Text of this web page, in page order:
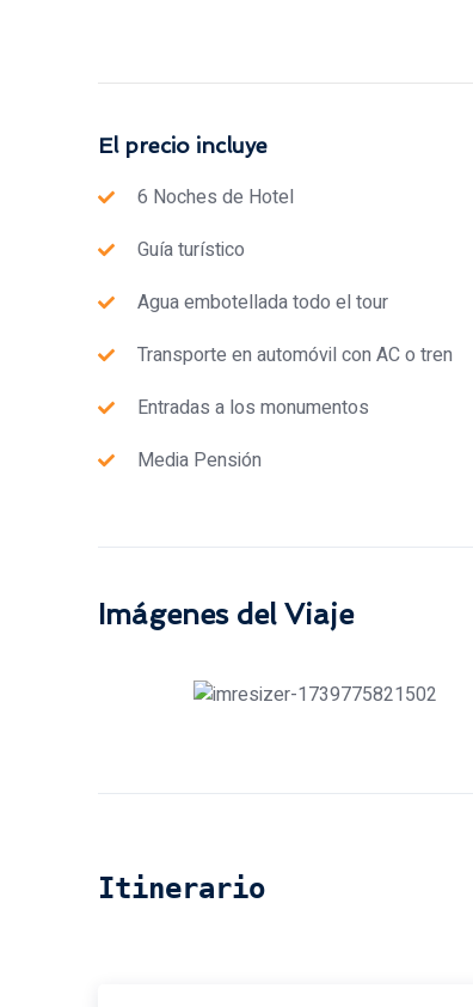
El precio incluye
6 Noches de Hotel
Guía turístico
Agua embotellada todo el tour
Transporte en automóvil con AC o tren
Entradas a los monumentos
Media Pensión
Imágenes del Viaje
Itinerario